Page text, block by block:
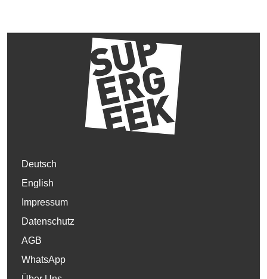
Deutsch
English
Impressum
Datenschutz
AGB
WhatsApp